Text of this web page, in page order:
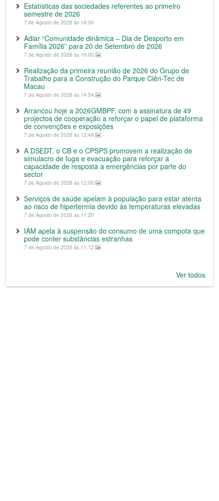
Estatísticas das sociedades referentes ao primeiro
semestre de 2026
7 de Agosto de 2026 às 16:00
Adiar “Comunidade dinâmica – Dia de Desporto em
Família 2026” para 20 de Setembro de 2026
7 de Agosto de 2026 às 16:00
Realização da primeira reunião de 2026 do Grupo de
Trabalho para a Construção do Parque Ciên-Tec de
Macau
7 de Agosto de 2026 às 14:54
Arrancou hoje a 2026GMBPF, com a assinatura de 49
projectos de cooperação a reforçar o papel de plataforma
de convenções e exposições
7 de Agosto de 2026 às 12:49
A DSEDT, o CB e o CPSPS promovem a realização de
simulacro de fuga e evacuação para reforçar a
capacidade de resposta a emergências por parte do
sector
7 de Agosto de 2026 às 12:00
Serviços de saúde apelam à população para estar atenta
ao risco de hipertermia devido às temperaturas elevadas
7 de Agosto de 2026 às 11:20
IAM apela à suspensão do consumo de uma compota que
pode conter substâncias estranhas
7 de Agosto de 2026 às 11:12
Ver todos